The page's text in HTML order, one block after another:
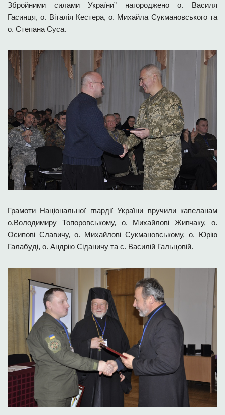
Збройними силами України” нагороджено о. Василя
Гасинця, о. Віталія Кестера, о. Михайла Сукмановського та
о. Степана Суса.
Грамоти Національної гвардії України вручили капеланам
о.Володимиру Топоровському, о. Михайлові Живчаку, о.
Осипові Славичу, о. Михайлові Сукмановському, о. Юрію
Галабуді, о. Андрію Сіданичу та с. Василій Гальцовій.